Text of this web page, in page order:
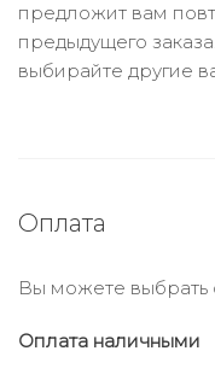
предложит вам
предыдущего
выбирайте другие
Оплата
Вы можете выбрать
Оплата наличными